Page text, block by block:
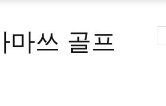
마쓰 골프